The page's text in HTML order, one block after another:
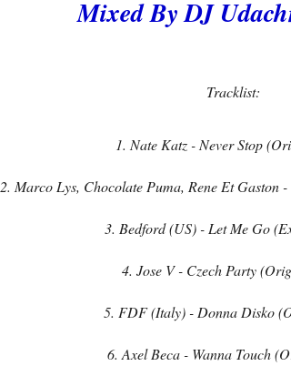
Mixed By DJ
Tracklist:
1. Nate Katz - Never Stop
2. Marco Lys, Chocolate Puma, Rene Et Gaston
3. Bedford (US) - Let Me Go
4. Jose V - Czech Party
5. FDF (Italy) - Donna Disko
6. Axel Beca - Wanna Touch